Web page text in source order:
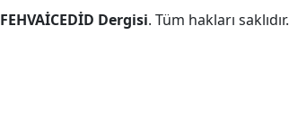
FEHVAİCEDİD Dergisi. Tüm hakları saklıdır.